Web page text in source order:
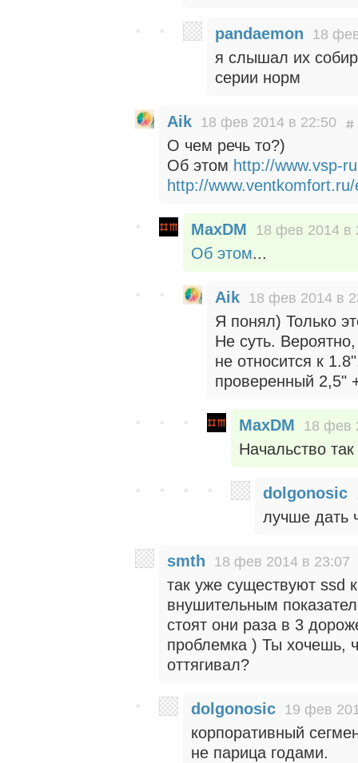
pandaemon 18
я слышал их
серии норм
Aik 18 фев 2014 в 22:50
О чем речь то?)
Об этом http://www.vsp-
http://
MaxDM 18 фев 2014 в
Об этом...
Aik 18 фев 2014 в
Я понял) Только
Не суть.
не относится к
проверенный 2,5"
MaxDM 18 фев
Начальство так
dolgonosic
лучше дать
smth 18 фев 2014 в 23:07
так уже существуют ssd
внушительным
стоят они раза в 3
проблемка ) Ты хочешь,
оттягивал?
dolgonosic 19 фев
корпоративный
не парица годами.